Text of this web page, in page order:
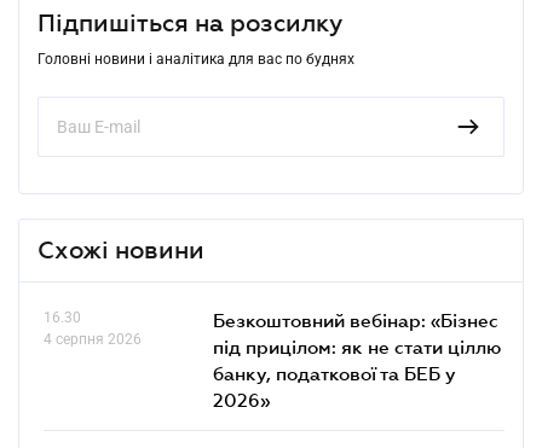
Підпишіться на розсилку
Головні новини і аналітика для вас по буднях
Схожі новини
16.30
4 серпня 2026
Безкоштовний вебінар: «Бізнес
під прицілом: як не стати ціллю
банку, податкової та БЕБ у
2026»